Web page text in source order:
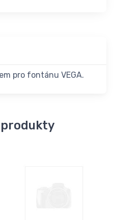
pro fontánu VEGA.